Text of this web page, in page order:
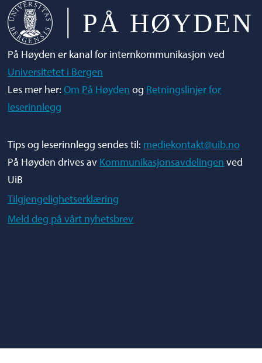
På Høyden er kanal for internkommunikasjon ved
Universitetet i Bergen
Les mer her:Om På Høyden og Retningslinjer for
leserinnlegg
Tips og leserinnlegg sendes til: mediekontakt@uib.no
På Høyden drives av Kommunikasjonsavdelingen ved
UiB
Tilgjengelighetserklæring
Meld deg på vårt nyhetsbrev